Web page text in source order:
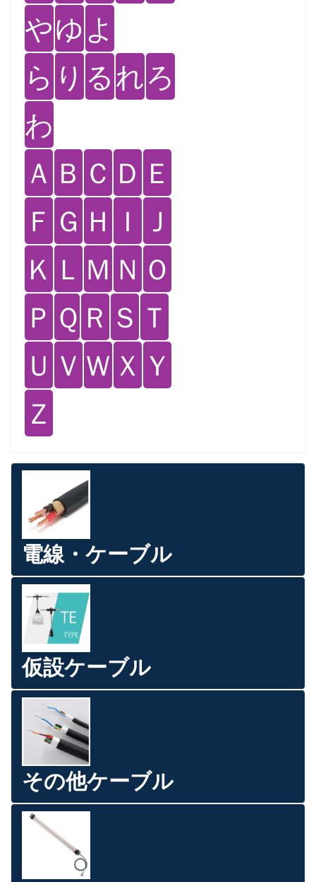
やゆ よ
ら り るれろ
わ
Ａ Ｂ Ｃ Ｄ Ｅ
Ｆ Ｇ Ｈ Ｉ Ｊ
Ｋ Ｌ Ｍ Ｎ Ｏ
Ｐ Ｑ Ｒ Ｓ Ｔ
Ｕ Ｖ Ｗ Ｘ Ｙ
Ｚ
電線・ケーブル
仮設ケーブル
その他ケーブル